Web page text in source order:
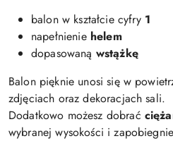
balon w kształcie cyfry1
napełnienie helem
dopasowaną wstążkę
Balon pięknie unosi się w
zdjęciach oraz dekoracjach sali.
Dodatkowo możesz dobrać
wybranej wysokości i